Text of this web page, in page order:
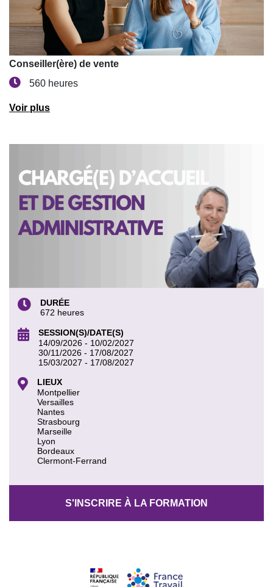
Conseiller(ère) de vente
560 heures
Voir plus
DURÉE
672 heures
SESSION(S)/DATE(S)
14/09/2026 - 10/02/2027
30/11/2026 - 17/08/2027
15/03/2027 - 17/08/2027
LIEUX
Montpellier
Versailles
Nantes
Strasbourg
Marseille
Lyon
Bordeaux
Clermont-Ferrand
S'INSCRIRE À LA FORMATION